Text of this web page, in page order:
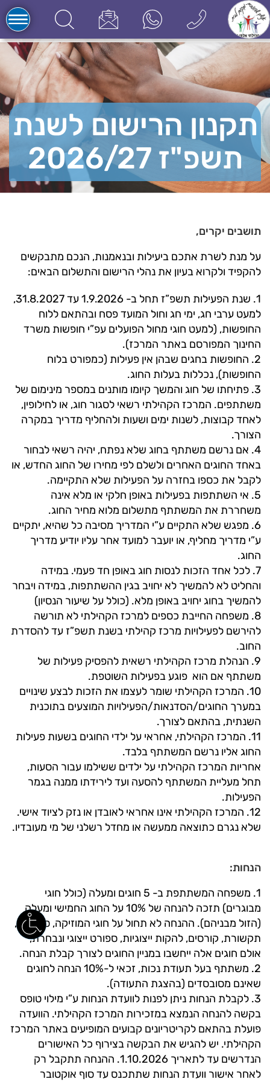
תקנון הרישום לשנת
תשפ"ז 2026/27
תושבים יקרים,
על מנת לשרת אתכם ביעילות ובנאמנות, הנכם מתבקשים
להקפיד ולקרוא בעיון את נהלי הרישום והתשלום הבאים:
1. שנת הפעילות תשפ”ז תחל ב- 1.9.2026 עד 31.8.2027,
למעט ערבי חג, ימי חג וחול המועד פסח ובהתאם ללוח
החופשות, (למעט חוגי מחול הפועלים עפ”י חופשות משרד
החינוך המפורסם באתר המרכז).
2. החופשות בחגים שבהן אין פעילות (כמפורט בלוח
החופשות), נכללות בעלות החוג.
3. פתיחתו של חוג והמשך קיומו מותנים במספר מינימום של
משתתפים. המרכז הקהילתי רשאי לסגור חוג, או לחילופין,
לאחד קבוצות, לשנות ימים ושעות ולהחליף מדריך במקרה
הצורך.
4. אם נרשם משתתף בחוג שלא נפתח, יהיה רשאי לבחור
באחד החוגים האחרים ולשלם לפי מחירו של החוג החדש, או
לקבל את כספו בחזרה על הפעילות שלא התקיימה.
5. אי השתתפות בפעילות באופן חלקי או מלא אינה
משחררת את המשתתף מתשלום מלוא מחיר החוג.
6. מפגש שלא התקיים ע”י המדריך מסיבה כל שהיא, יתקיים
ע”י מדריך מחליף, או יועבר למועד אחר עליו יודיע מדריך
החוג.
7. לכל אחד הזכות לנסות חוג באופן חד פעמי. במידה
והחליט לא להמשיך לא יחויב בגין ההשתתפות, במידה ויבחר
להמשיך בחוג יחויב באופן מלא. (כולל על שיעור הנסיון)
8. משפחה החייבת כספים למרכז הקהילתי לא תורשה
להירשם לפעילויות מרכז קהילתי בשנת תשפ”ז עד להסדרת
החוב.
9. הנהלת מרכז הקהילתי רשאית להפסיק פעילות של
משתתף אם הוא פוגע בפעילות השוטפת.
10. המרכז הקהילתי שומר לעצמו את הזכות לבצע שינויים
במערך החוגים/הסדנאות/הפעילויות המוצעים בתוכנית
השנתית, בהתאם לצורך.
11. המרכז הקהילתי, אחראי על ילדי החוגים בשעות פעילות
החוג אליו נרשם המשתתף בלבד.
אחריות המרכז הקהילתי על ילדים ששילמו עבור הסעות,
תחל מעליית המשתתף להסעה ועד לירידתו ממנה בגמר
הפעילות.
12. המרכז הקהילתי אינו אחראי לאובדן או נזק לציוד אישי.
שלא נגרם כתוצאה ממעשה או מחדל רשלני של מי מעובדיו.
הנחות:
1. משפחה המשתתפת ב- 5 חוגים ומעלה (כולל חוגי
מבוגרים) תזכה להנחה של 10% על החוג החמישי ומעלה
(הזול מבניהם). ההנחה לא תחול על חוגי המוזיקה, סדנאות,
תקשורת, קורסים, להקות ייצוגיות, ספורט ייצוגי ונבחרת,
אולם חוגים אלה ייחשבו במניין החוגים לצורך קבלת הנחה.
2. משתתף בעל תעודת נכות, זכאי ל-10% הנחה לחוגים
שאינם מסובסדים (בהצגת התעודה).
3. לקבלת הנחות ניתן לפנות לוועדת הנחות ע”י מילוי טופס
בקשה להנחה הנמצא במזכירות המרכז הקהילתי. הוועדה
פועלת בהתאם לקריטריונים קבועים המופיעים באתר המרכז
הקהילתי. יש להגיש את הבקשה בצירוף כל האישורים
הנדרשים עד לתאריך 1.10.2026. ההנחה תתקבל רק
לאחר אישור וועדת הנחות שתתכנס עד סוף אוקטובר